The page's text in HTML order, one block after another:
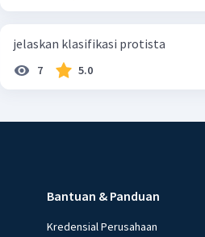
jelaskan klasifikasi protista
7 5.0
Bantuan & Panduan
Kredensial Perusahaan